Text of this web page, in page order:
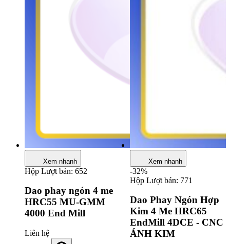
Xem nhanh
Hộp Lượt bán: 652
Dao phay ngón 4 me
HRC55 MU-GMM
4000 End Mill
Liên hệ
Xem nhanh
-32%
Hộp Lượt bán: 771
Dao Phay Ngón Hợp
Kim 4 Me HRC65
EndMill 4DCE - CNC
ÁNH KIM